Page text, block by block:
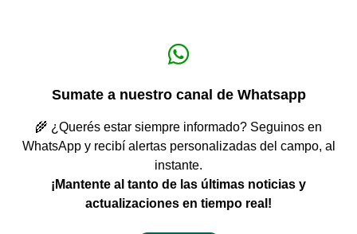
Sumate a nuestro canal de Whatsapp
🌾 ¿Querés estar siempre informado? Seguinos en
WhatsApp y recibí alertas personalizadas del campo, al
instante.
¡Mantente al tanto de las últimas noticias y
actualizaciones en tiempo real!